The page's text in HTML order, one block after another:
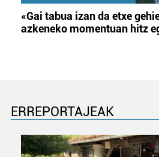
«Gai tabua izan da etxe
azkeneko momentuan hitz
ERREPORTAJEAK